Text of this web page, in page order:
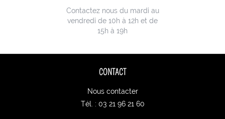
Contactez nous du mardi au
vendredi de 10h à 12h et de
15h à 19h
CONTACT
Nous contacter
Tél. : 03 21 96 21 60